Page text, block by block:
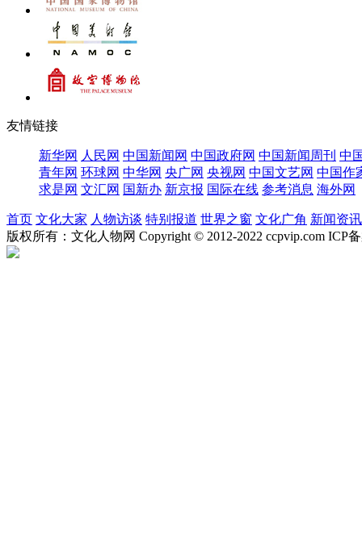
友情链接
新华网 人民网 中国新闻网 中国政府网 中国新闻周刊 中
青年网 环球网 中华网 央广网 央视网 中国文艺网 中国作
求是网 文汇网 国新办 新京报 国际在线 参考消息 海外网
首页 文化大家 人物访谈 特别报道 世界之窗 文化广角 新闻资讯
版权所有：文化人物网 Copyright © 2012-2022 ccpvip.com ICP